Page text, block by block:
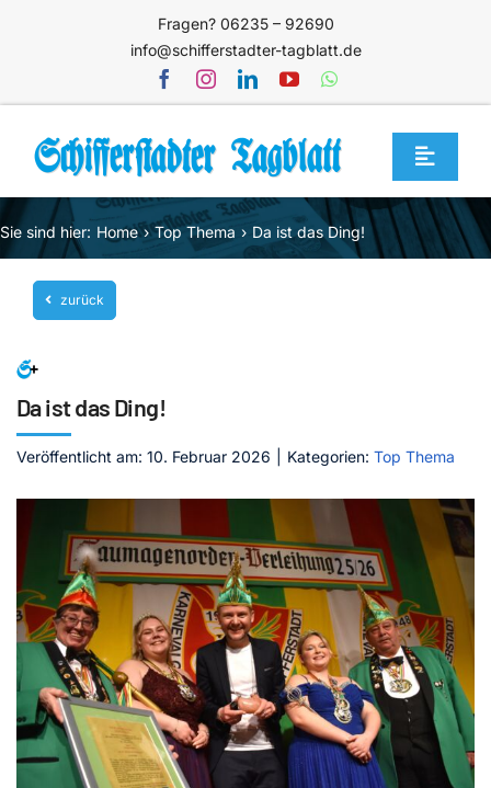
Fragen? 06235 – 92690
info@schifferstadter-tagblatt.de
Toggle
Home
Themen
Blog
Mediathek
Kontakt
Sie sind hier: Home Top Thema Da ist das Ding!
zurück
Da ist das Ding!
Veröffentlicht am: 10. Februar 2026 Kategorien: Top Thema